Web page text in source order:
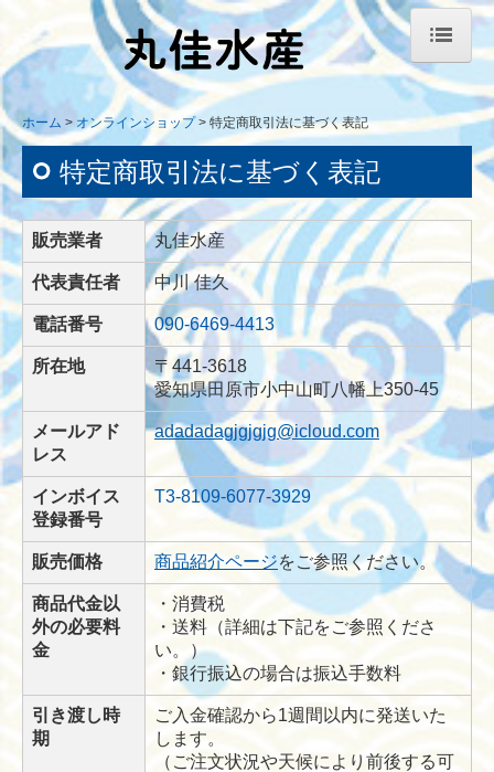
丸佳水産とは
丸佳水産の取組み
商品情報
オンラインショップ
特定商取引法に基づく表記
お問合せ
ホーム オンラインショップ 特定商取引法に基づく表記
特定商取引法に基づく表記
販売業者 丸佳水産
代表責任者 中川 佳久
電話番号 090-6469-4413
所在地
〒441-3618
愛知県田原市小中山町八幡上350-45
メールアド
レス
adadadagjgjgjg@icloud.com
インボイス
登録番号
T3-8109-6077-3929
販売価格 商品紹介ページをご参照ください。
商品代金以
外の必要料
金
・消費税
・送料（詳細は下記をご参照くださ
い。）
・銀行振込の場合は振込手数料
引き渡し時
期
ご入金確認から1週間以内に発送いた
します。
（ご注文状況や天候により前後する可